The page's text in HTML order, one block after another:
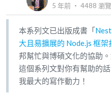
5 年前 ‧ 4488 瀏覽
本系列文已出版成書「
大且易擴展的 Node.js 框
邦幫忙與博碩文化的協助
這個系列文對你有幫助的
我最大的寫作動力！